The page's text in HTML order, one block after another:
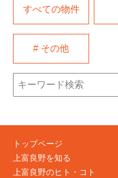
すべての物件
# その他
Search
for:
トップページ
上富良野を知る
上富良野のヒト・コト